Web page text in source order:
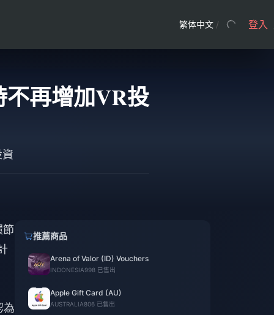
繁体中文 / 登入
不再增加VR投
節
為
推薦商品
Arena of Valor (ID) Vouchers
INDONESIA998 已售出
Apple Gift Card (AU)
AUSTRALIA806 已售出